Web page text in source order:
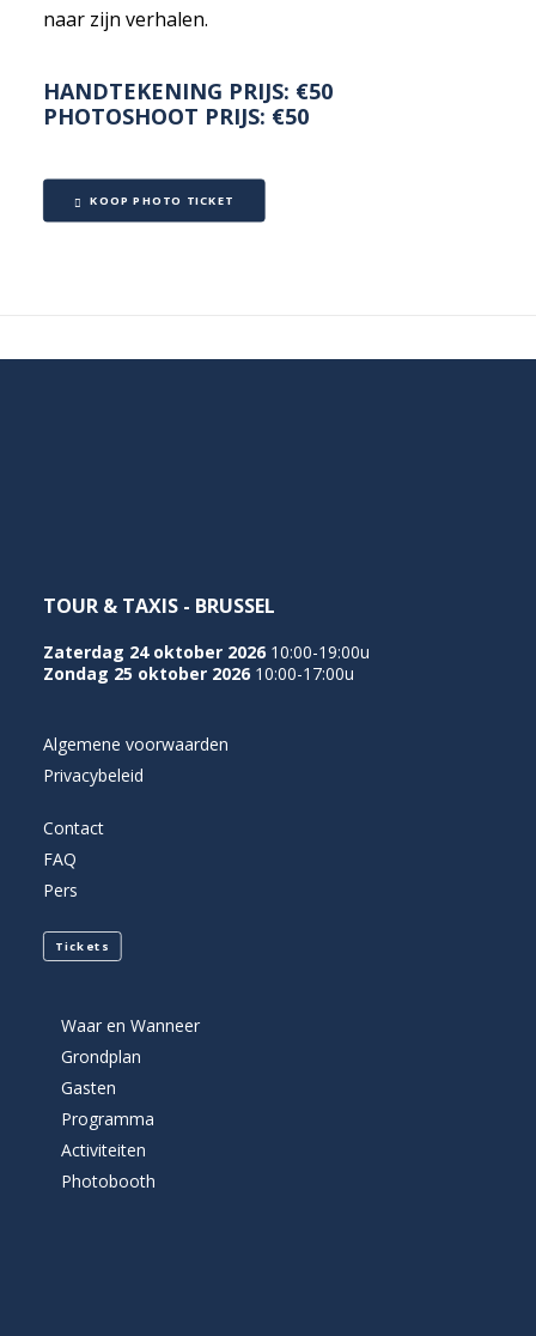
naar zijn verhalen.
HANDTEKENING PRIJS: €50
PHOTOSHOOT PRIJS: €50
KOOP PHOTO TICKET
TOUR & TAXIS - BRUSSEL
Zaterdag 24 oktober 2026 10:00-19:00u
Zondag 25 oktober 2026 10:00-17:00u
Algemene voorwaarden
Privacybeleid
Contact
FAQ
Pers
Tickets
Waar en Wanneer
Grondplan
Gasten
Programma
Activiteiten
Photobooth